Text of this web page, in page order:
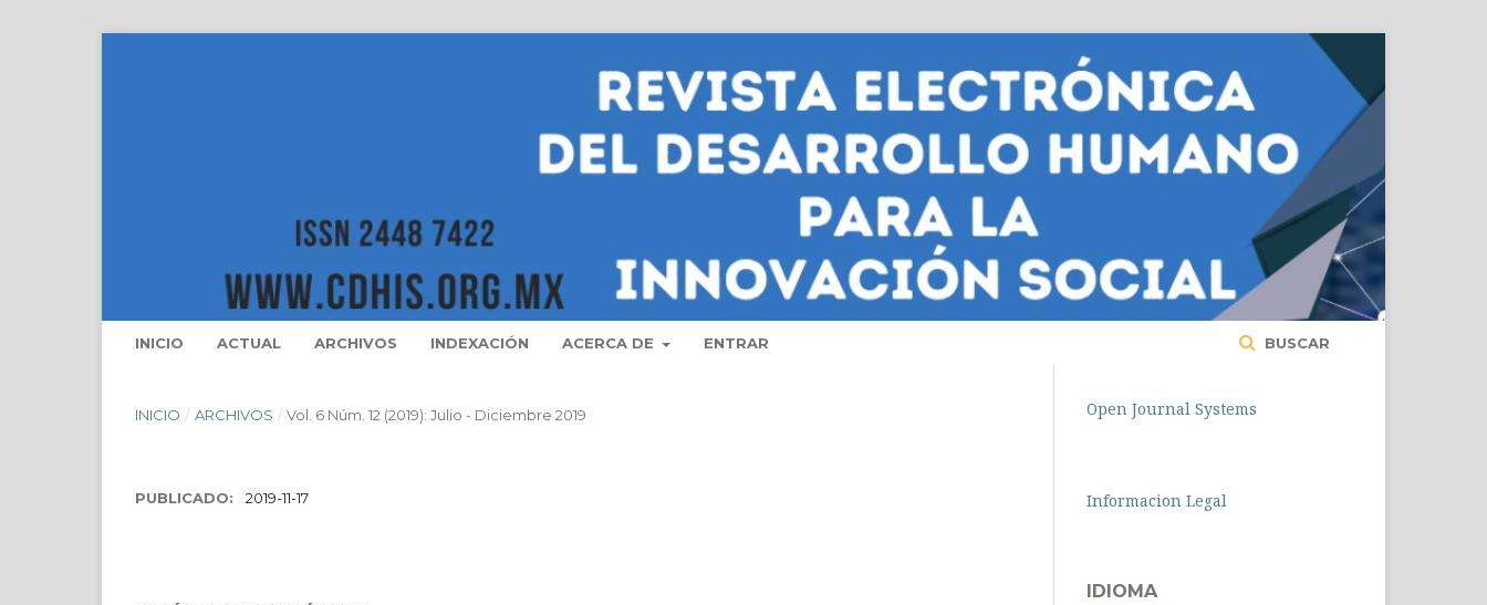
INICIO ACTUAL ARCHIVOS INDEXACIÓN ACERCA DE ENTRAR BUSCAR
INICIO / ARCHIVOS / Vol. 6 Núm. 12 (2019): Julio - Diciembre 2019
PUBLICADO: 2019-11-17
Open Journal Systems
Informacion Legal
IDIOMA